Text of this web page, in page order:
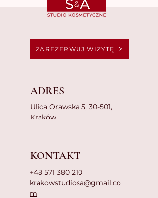
ZAREZERWUJ WIZYTĘ
ADRES
Ulica Orawska 5, 30-501,
Kraków
KONTAKT
+48 571 380 210
krakowstudiosa@gmail.co
m